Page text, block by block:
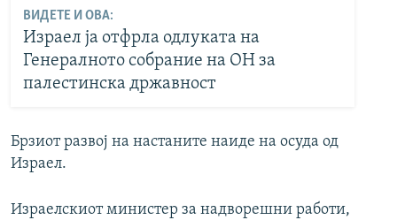
ВИДЕТЕ И ОВА:
Израел ја отфрла одлуката на
Генералното собрание на ОН за
палестинска државност
Брзиот развој на настаните наиде на осуда од
Израел.
Израелскиот министер за надворешни работи,